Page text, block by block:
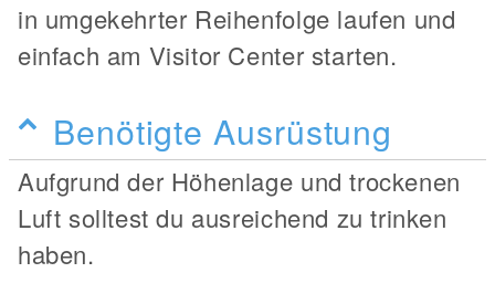
in umgekehrter Reihenfolge laufen und
einfach am Visitor Center starten.
Benötigte Ausrüstung
Aufgrund der Höhenlage und trockenen
Luft solltest du ausreichend zu trinken
haben.